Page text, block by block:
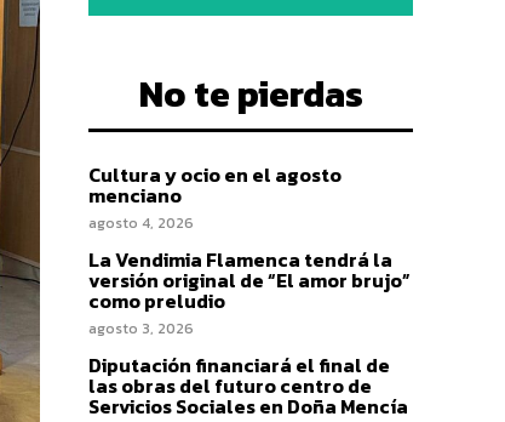
No te pierdas
Cultura y ocio en el agosto
menciano
agosto 4, 2026
La Vendimia Flamenca tendrá la
versión original de “El amor brujo”
como preludio
agosto 3, 2026
Diputación financiará el final de
las obras del futuro centro de
Servicios Sociales en Doña Mencía